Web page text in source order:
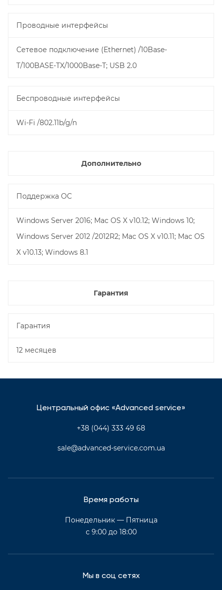
Проводные интерфейсы
Сетевое подключение (Ethernet) /10Base-
T/100BASE-TX/1000Base-T; USB 2.0
Беспроводные интерфейсы
Wi-Fi /802.11b/g/n
Дополнительно
Поддержка ОС
Windows Server 2016; Mac OS X v10.12; Windows 10;
Windows Server 2012 /2012R2; Mac OS X v10.11; Mac OS
X v10.13; Windows 8.1
Гарантия
Гарантия
12 месяцев
Центральный офис «Advanced service»
+38 (044) 333 49 68
sale@advanced-service.com.ua
Время работы
Понедельник — Пятница
с 9:00 до 18:00
Мы в соц сетях